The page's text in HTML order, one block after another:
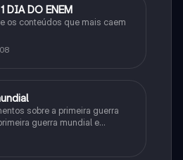
DIA DO ENEM
os conteúdos que mais caem
sobre a primeira guerra
guerra mundial e
Guerra Mundial, fases da